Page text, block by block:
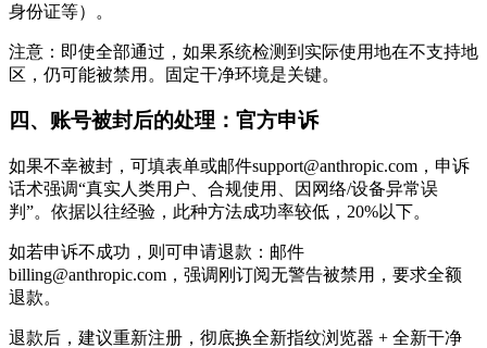
身份证等）。
注意：即使全部通过，如果系统检测到实际使用地在不支持地
区，仍可能被禁用。固定干净环境是关键。
四、账号被封后的处理：官方申诉
如果不幸被封，可填表单或邮件support@anthropic.com，申诉
话术强调“真实人类用户、合规使用、因网络/设备异常误
判”。依据以往经验，此种方法成功率较低，20%以下。
如若申诉不成功，则可申请退款：邮件
billing@anthropic.com，强调刚订阅无警告被禁用，要求全额
退款。
退款后，建议重新注册，彻底换全新指纹浏览器 + 全新干净